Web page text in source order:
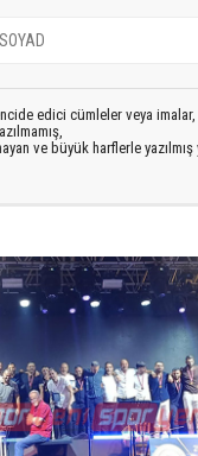
edici cümleler veya imalar,
ve büyük harflerle